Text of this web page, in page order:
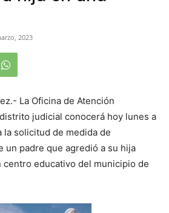
2023
La Oficina de Atención
judicial conocerá hoy lunes a
la solicitud de medida de
un padre que agredió a su hija
centro educativo del municipio de